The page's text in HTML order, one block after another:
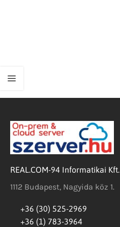
REAL.COM-94 Informatikai Kft.
1112 Budapest, Nagyida köz 1.
+36 (30) 525-2969
+36 (1) 783-3964